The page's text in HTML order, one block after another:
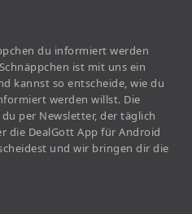
du informiert werden
ist mit uns ein
kannst so entscheide, wie du
werden willst. Die
per Newsletter, der täglich
die DealGott App für Android
und wir bringen dir die